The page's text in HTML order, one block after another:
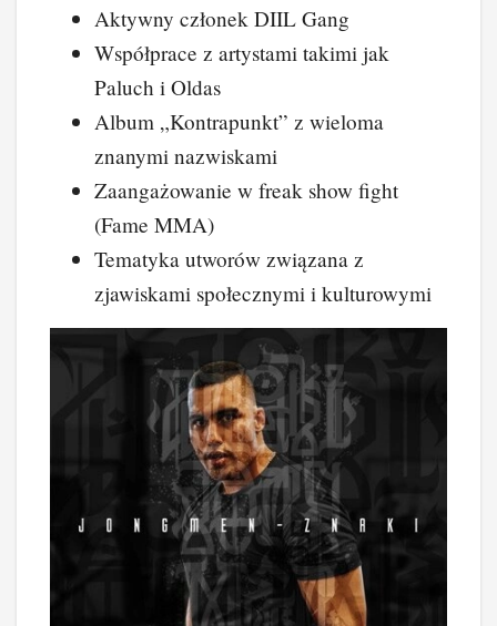
Aktywny członek DIIL Gang
Współprace z artystami takimi jak
Paluch i Oldas
Album „Kontrapunkt” z wieloma
znanymi nazwiskami
Zaangażowanie w freak show fight
(Fame MMA)
Tematyka utworów związana z
zjawiskami społecznymi i kulturowymi